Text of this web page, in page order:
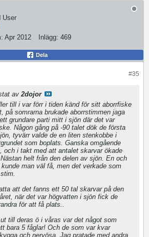
User
Apr 2012 Inlägg: 469
Dela
#35
av2dojor
till i var förr i tiden känd för sitt aborrfiske
på somrarna brukade aborrstimmen jaga
grundare parti mitt i sjön där det var
Någon gång på -90 talet dök de första
tyvärr valde de en liten stenkobbe i
som boplats. Ganska omgående
och i takt med att antalet skarvar ökade
helt från den delen av sjön. En och
kunde man väl få, men det verkade som
att det fanns ett 50 tal skarvar på den
när det var högvatten i sjön fick de
för att få plats..
till deras ö i våras var det något som
bara 5 fåglar! Och de som var kvar
och nervösa. Jag pratade med andra